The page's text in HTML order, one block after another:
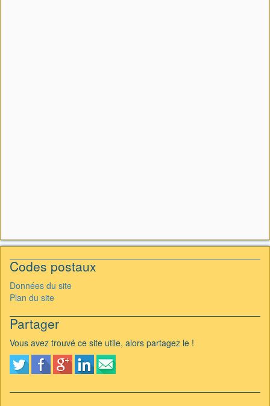
Codes postaux
Données du site
Plan du site
Partager
Vous avez trouvé ce site utile, alors partagez le !